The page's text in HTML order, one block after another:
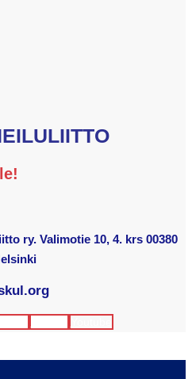
ry. Valimotie 10, 4. krs 00380